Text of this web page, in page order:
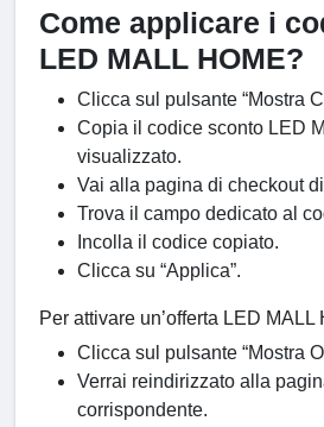
Come applicare i
LED MALL HOME?
Clicca sul pulsante “Mostra
Copia il codice sconto LED
visualizzato.
Vai alla pagina di checkout
Trova il campo dedicato al
Incolla il codice copiato.
Clicca su “Applica”.
Per attivare un’offerta LED MALL
Clicca sul pulsante “Mostra
Verrai reindirizzato alla
corrispondente.